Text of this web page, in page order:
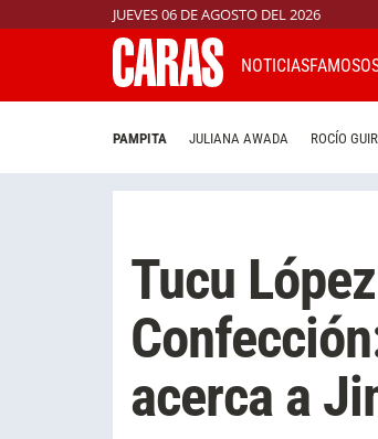
JUEVES 06 DE AGOSTO DEL 2026
NOTICIAS
PAMPITA JULIANA AWADA ROCÍO
Tucu
acerca a